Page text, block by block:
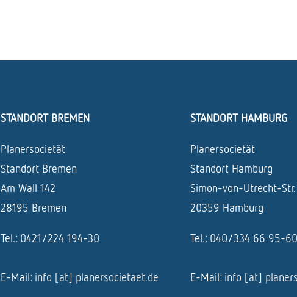
STANDORT BREMEN
Planersocietät
Standort Bremen
Am Wall 142
28195 Bremen
Tel.: 0421/224 194-30
E-Mail: info [at] planersocietaet.de
STANDORT HAMBURG
Planersocietät
Standort Hamburg
Simon-von-Utrecht-Str.
20359 Hamburg
Tel.: 040/334 66 95-60
E-Mail: info [at]